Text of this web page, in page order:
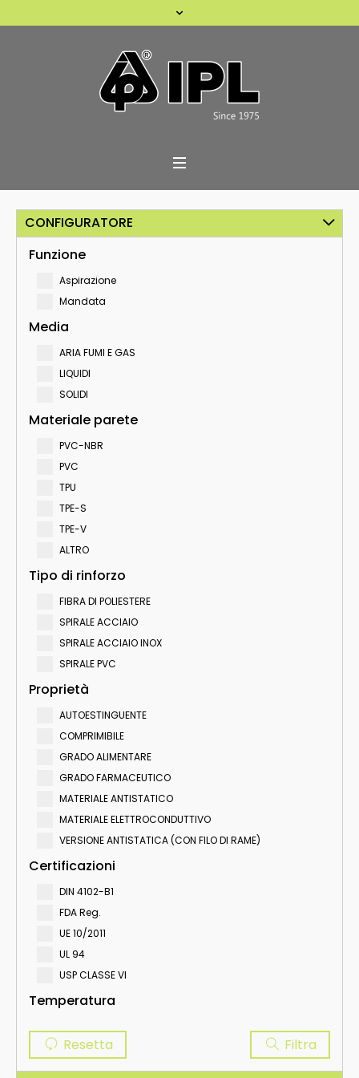
CONFIGURATORE
Funzione
Aspirazione
Mandata
Media
ARIA FUMI E GAS
LIQUIDI
SOLIDI
Materiale parete
PVC-NBR
PVC
TPU
TPE-S
TPE-V
ALTRO
Tipo di rinforzo
FIBRA DI POLIESTERE
SPIRALE ACCIAIO
SPIRALE ACCIAIO INOX
SPIRALE PVC
Proprietà
AUTOESTINGUENTE
COMPRIMIBILE
GRADO ALIMENTARE
GRADO FARMACEUTICO
MATERIALE ANTISTATICO
MATERIALE ELETTROCONDUTTIVO
VERSIONE ANTISTATICA (CON FILO DI RAME)
Certificazioni
DIN 4102-B1
FDA Reg.
UE 10/2011
UL 94
USP CLASSE VI
Temperatura
Resetta Filtra